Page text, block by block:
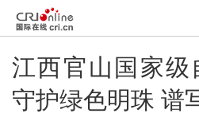
江西官山国家级
守护绿色明珠 谱